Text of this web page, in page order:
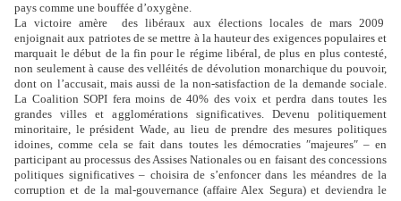
pays comme une bouffée d’oxygène.
La victoire amère des libéraux aux élections locales de mars 2009
enjoignait aux patriotes de se mettre à la hauteur des exigences populaires et
marquait le début de la fin pour le régime libéral, de plus en plus contesté,
non seulement à cause des velléités de dévolution monarchique du pouvoir,
dont on l’accusait, mais aussi de la non-satisfaction de la demande sociale.
La Coalition SOPI fera moins de 40% des voix et perdra dans toutes les
grandes villes et agglomérations significatives. Devenu politiquement
minoritaire, le président Wade, au lieu de prendre des mesures politiques
idoines, comme cela se fait dans toutes les démocraties ″majeures″ – en
participant au processus des Assises Nationales ou en faisant des concessions
politiques significatives – choisira de s’enfoncer dans les méandres de la
corruption et de la mal-gouvernance (affaire Alex Segura) et deviendra le